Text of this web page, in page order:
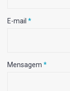
E-mail *
Mensagem *